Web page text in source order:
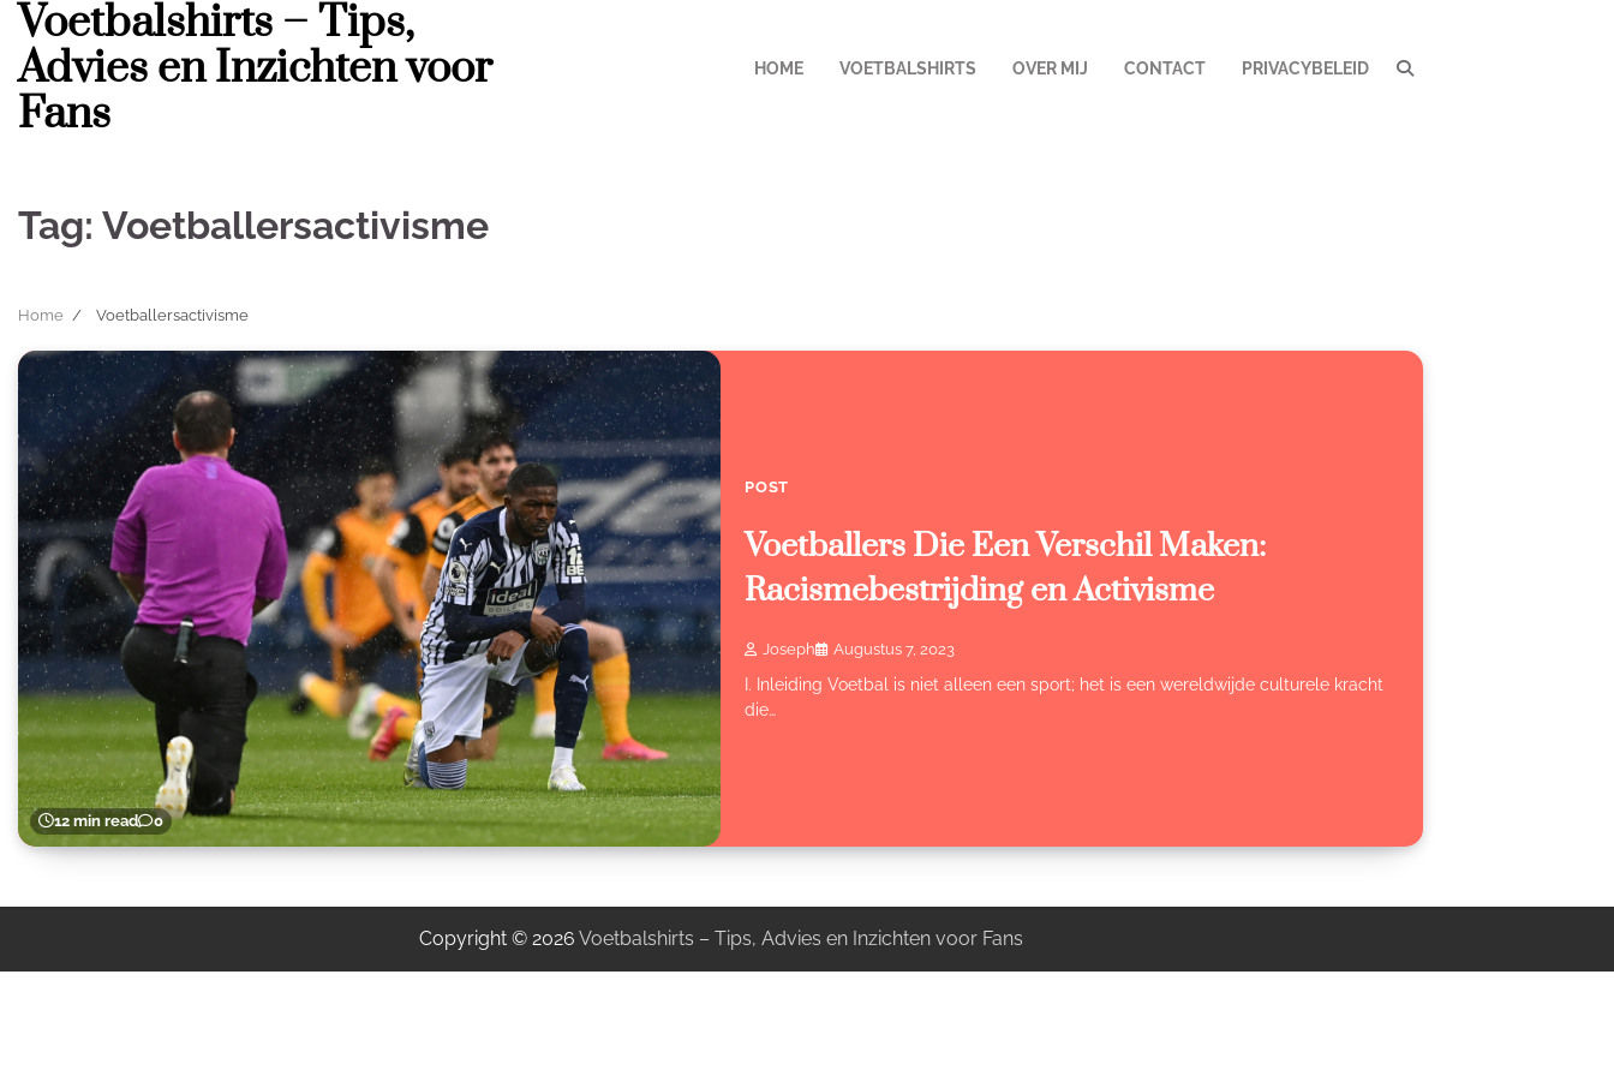
Skip
content
Voetbalshirts – Tips,
Advies en Inzichten voor
Fans
HOME VOETBALSHIRTS OVER MIJ CONTACT PRIVACYBELEID
Tag: Voetballersactivisme
Home Voetballersactivisme
12 min read 0
POST
Voetballers Die Een Verschil Maken:
Racismebestrijding en Activisme
Joseph Augustus 7, 2023
I. Inleiding Voetbal is niet alleen een sport; het is een wereldwijde culturele kracht
die…
Copyright © 2026 Voetbalshirts – Tips, Advies en Inzichten voor Fans